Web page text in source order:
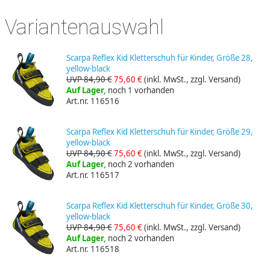
Variantenauswahl
Scarpa Reflex Kid Kletterschuh für Kinder, Größe 28,
yellow-black
UVP 84,90 €75,60 €(inkl. MwSt., zzgl. Versand)
Auf Lager, noch 1 vorhanden
Art.nr. 116516
Scarpa Reflex Kid Kletterschuh für Kinder, Größe 29,
yellow-black
UVP 84,90 €75,60 €(inkl. MwSt., zzgl. Versand)
Auf Lager, noch 2 vorhanden
Art.nr. 116517
Scarpa Reflex Kid Kletterschuh für Kinder, Größe 30,
yellow-black
UVP 84,90 €75,60 €(inkl. MwSt., zzgl. Versand)
Auf Lager, noch 2 vorhanden
Art.nr. 116518